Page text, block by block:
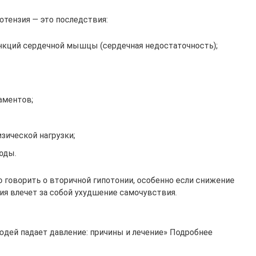
— это последствия:
сердечной мышцы (сердечная недостаточность);
нагрузки;
говорить о вторичной гипотонии, особенно если снижение
влечет за собой ухудшение самочувствия.
падает давление: причины и лечение» Подробнее